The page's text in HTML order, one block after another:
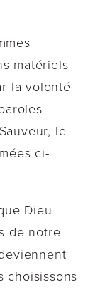
matériels
la volonté
le
ci-
Dieu
de notre
choisissons